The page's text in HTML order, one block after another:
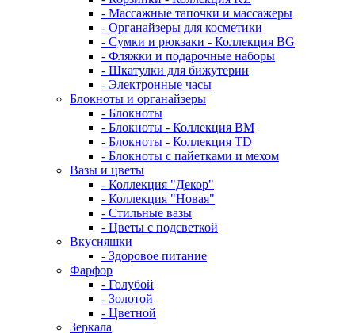
- Массажные тапочки и массажеры
- Органайзеры для косметики
- Сумки и рюкзаки - Коллекция BG
- Фляжки и подарочные наборы
- Шкатулки для бижутерии
- Электронные часы
Блокноты и органайзеры
- Блокноты
- Блокноты - Коллекция BM
- Блокноты - Коллекция TD
- Блокноты с пайетками и мехом
Вазы и цветы
- Коллекция "Декор"
- Коллекция "Новая"
- Стильные вазы
- Цветы с подсветкой
Вкусняшки
- Здоровое питание
Фарфор
- Голубой
- Золотой
- Цветной
Зеркала